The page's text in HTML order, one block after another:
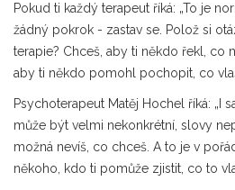
Pokud ti každý terapeut říká: „To je
žádný pokrok - zastav se. Polož si
terapie? Chceš, aby ti někdo řekl, co
aby ti někdo pomohl pochopit, co
Psychoterapeut Matěj Hochel říká: „I
může být velmi nekonkrétní, slovy
možná nevíš, co chceš. A to je v
někoho, kdo ti pomůže zjistit, co to